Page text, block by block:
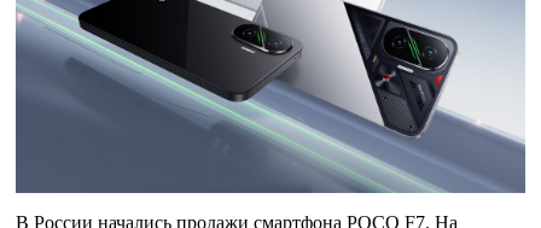
В России начались продажи смартфона POCO F7. На